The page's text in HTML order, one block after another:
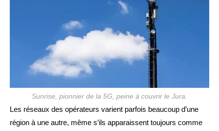
Sunrise, pionnier de la 5G, peine à couvrir le Jura.
Les réseaux des opérateurs varient parfois beaucoup d’une
région à une autre, même s’ils apparaissent toujours comme